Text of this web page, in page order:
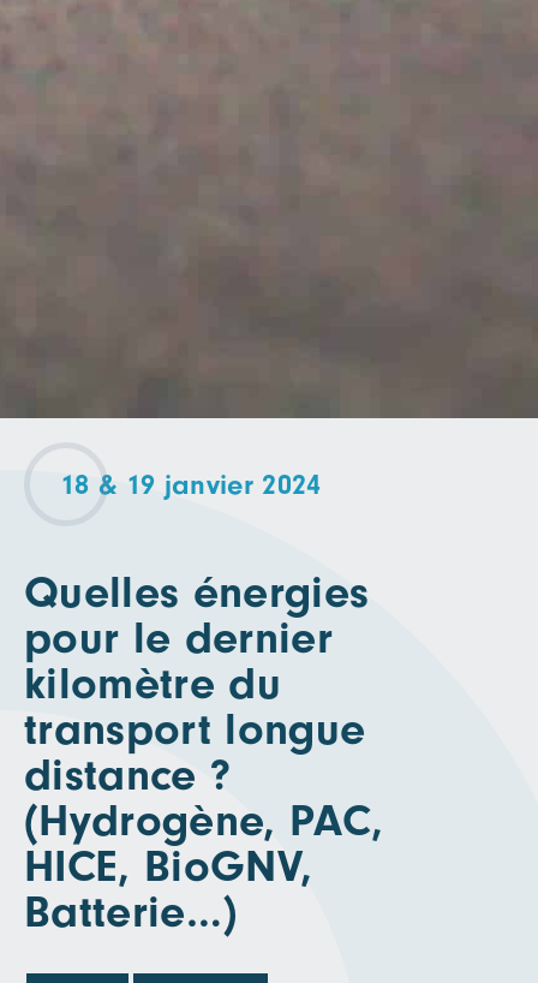
18 & 19 janvier 2024
Quelles énergies
pour le dernier
kilomètre du
transport longue
distance ?
(Hydrogène, PAC,
HICE, BioGNV,
Batterie…)